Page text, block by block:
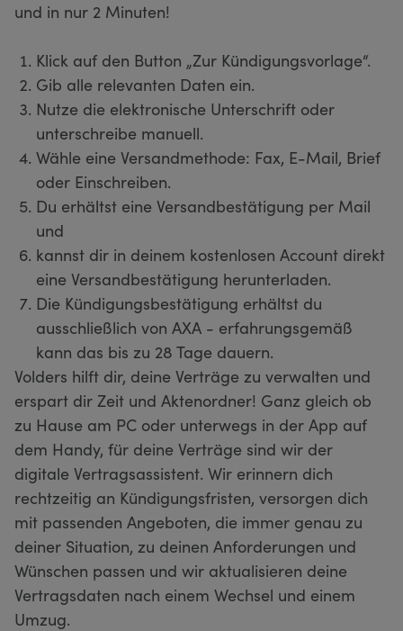
und in nur 2 Minuten!
Klick auf den Button „Zur Kündigungsvorlage“.
Gib alle relevanten Daten ein.
Nutze die elektronische Unterschrift oder
unterschreibe manuell.
Wähle eine Versandmethode: Fax, E-Mail, Brief
oder Einschreiben.
Du erhältst eine Versandbestätigung per Mail
und
kannst dir in deinem kostenlosen Account direkt
eine Versandbestätigung herunterladen.
Die Kündigungsbestätigung erhältst du
ausschließlich von AXA - erfahrungsgemäß
kann das bis zu 28 Tage dauern.
Volders hilft dir, deine Verträge zu verwalten und
erspart dir Zeit und Aktenordner! Ganz gleich ob
zu Hause am PC oder unterwegs in der App auf
dem Handy, für deine Verträge sind wir der
digitale Vertragsassistent. Wir erinnern dich
rechtzeitig an Kündigungsfristen, versorgen dich
mit passenden Angeboten, die immer genau zu
deiner Situation, zu deinen Anforderungen und
Wünschen passen und wir aktualisieren deine
Vertragsdaten nach einem Wechsel und einem
Umzug.